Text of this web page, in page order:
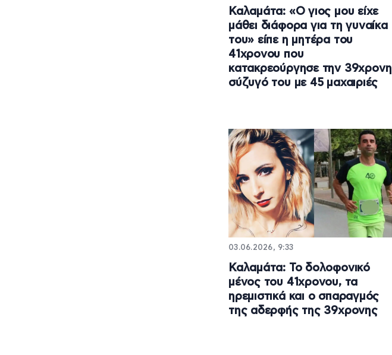
Καλαμάτα: «Ο γιος μου είχε
μάθει διάφορα για τη γυναίκα
του» είπε η μητέρα του
41χρονου που
κατακρεούργησε την 39χρονη
σύζυγό του με 45 μαχαιριές
03.06.2026, 9:33
Καλαμάτα: Το δολοφονικό
μένος του 41χρονου, τα
ηρεμιστικά και ο σπαραγμός
της αδερφής της 39χρονης